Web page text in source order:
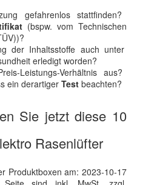
gefahrenlos stattfinden?
(bspw. vom Technischen
der Inhaltsstoffe auch unter
erledigt worden?
Leistungs-Verhältnis aus?
ein derartiger Test beachten?
Sie jetzt diese 10
Rasenlüfter
Produktboxen am: 2023-10-17